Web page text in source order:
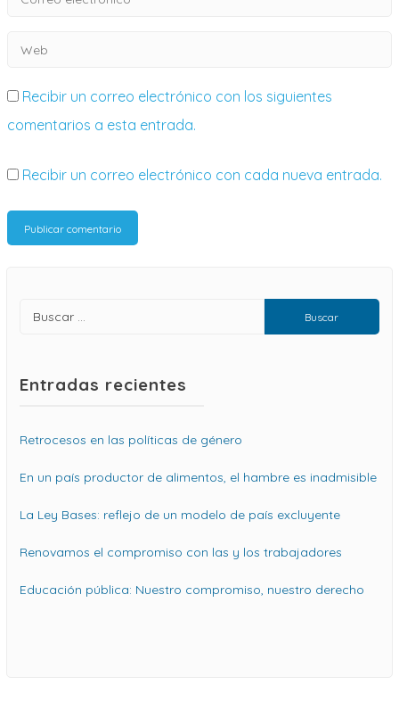
Recibir un correo electrónico con los siguientes
comentarios a esta entrada.
Recibir un correo electrónico con cada nueva entrada.
Entradas recientes
Retrocesos en las políticas de género
En un país productor de alimentos, el hambre es inadmisible
La Ley Bases: reflejo de un modelo de país excluyente
Renovamos el compromiso con las y los trabajadores
Educación pública: Nuestro compromiso, nuestro derecho